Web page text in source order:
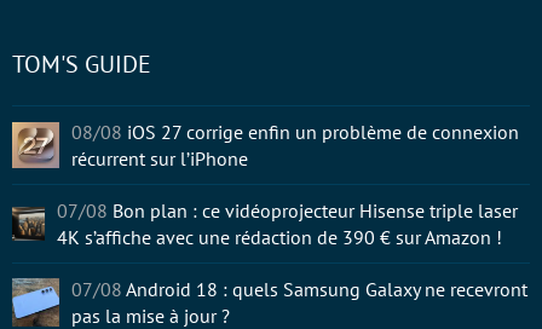
TOM'S GUIDE
08/08 iOS 27 corrige enfin un problème de connexion
récurrent sur l’iPhone
07/08 Bon plan : ce vidéoprojecteur Hisense triple laser
4K s’affiche avec une rédaction de 390 € sur Amazon !
07/08 Android 18 : quels Samsung Galaxy ne recevront
pas la mise à jour ?